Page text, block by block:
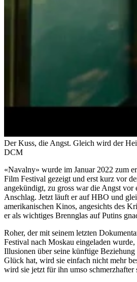
Der Kuss, die Angst. Gleich wird der
DCM
«Navalny» wurde im Januar 2022 zum
Film Festival gezeigt und erst kurz vor
angekündigt, zu gross war die Angst vor
Anschlag. Jetzt läuft er auf HBO und
amerikanischen Kinos, angesichts des
er als wichtiges Brennglas auf Putins
Roher, der mit seinem letzten
Festival nach Moskau eingeladen
Illusionen über seine künftige Beziehung
Glück hat, wird sie einfach nicht mehr
wird sie jetzt für ihn umso schmerzhafter